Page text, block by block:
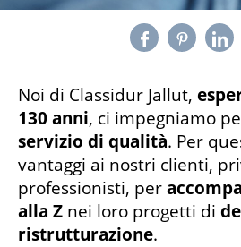
Noi di Classidur Jallut,
130 anni, ci impegniamo
servizio di qualità. Per
vantaggi ai nostri clienti,
professionisti, per
alla Z nei loro progetti di
ristrutturazione.